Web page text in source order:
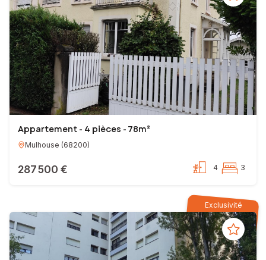
Appartement - 4 pièces - 78m²
Mulhouse (68200)
287 500 € 4 3
Exclusivité